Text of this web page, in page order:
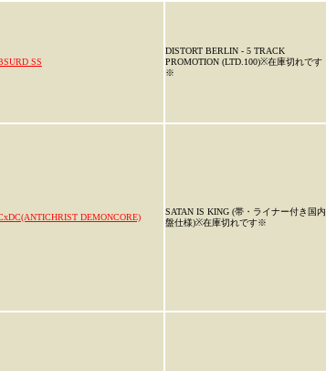
SS
DISTORT BERLIN - 5 TRACK
PROMOTION (LTD.100)※在庫切れです
※
DEMONCORE)
SATAN IS KING (帯・ライナー付き国内
盤仕様)※在庫切れです※